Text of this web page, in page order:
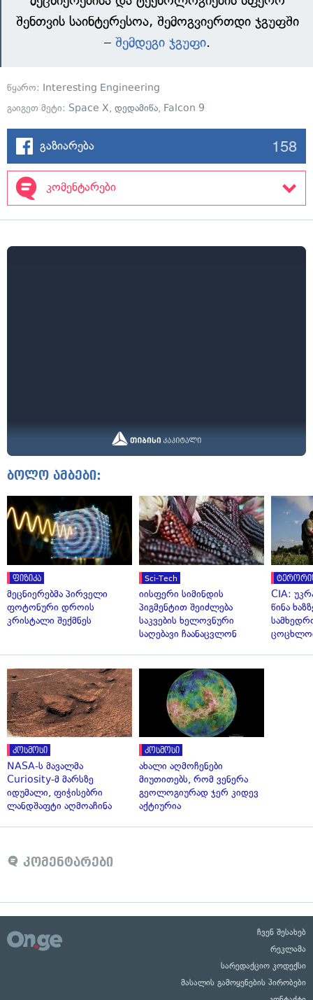
შენთვის საინტერესოა, შემოგვიერთდი ჯგუფში
– შემდეგი ჯგუფი.
წყარო: Interesting Engineering
გაიგეთ მეტი: Space X, დედამიწა, Falcon 9
გაზიარება 158
კომენტარები
ბოლო ამბები:
ფიზიკა
მეცნიერებმა პირველი
ფოტონური დროის
კრისტალი შექმნეს
Sci-Tech
იისფერი სიმინდის
პიგმენტით შეიძლება
საკვების ხელოვნური
საღებავი ჩაანაცვლონ
CIA:
წინა
კოსმოსი
NASA-ს მავალმა
Curiosity-მ მარსზე
იდუმალი, ფიჭისებრი
ლანდშაფტი აღმოაჩინა
კოსმოსი
ახალი აღმოჩენები
მიუთითებს, რომ ვენერა
გეოლოგიურად ჯერ კიდევ
აქტიურია
კომენტარები
ჩვენ შესახებ
რეკლამა
სარედაქციო კოდექსი
მასალის გამოყენების პირობები